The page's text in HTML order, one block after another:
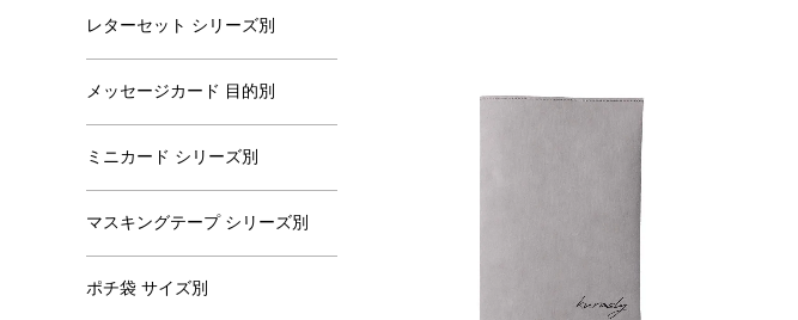
レターセット シリーズ別
メッセージカード 目的別
ミニカード シリーズ別
マスキングテープ シリーズ別
ポチ袋 サイズ別